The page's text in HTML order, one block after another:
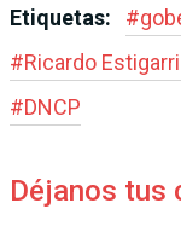
Etiquetas: #
#Ricardo
#DNCP
Déjanos tus